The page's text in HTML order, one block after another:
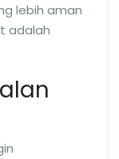
lebih aman
adalah